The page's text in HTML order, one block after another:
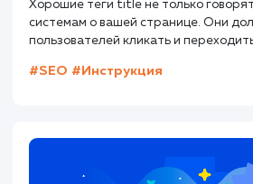
для привлечения